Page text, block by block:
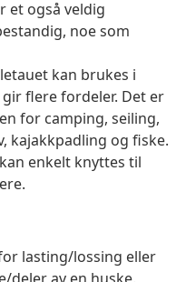
et også veldig
noe som
kan brukes i
flere fordeler. Det er
for camping, seiling,
kajakkpadling og fiske.
enkelt knyttes til
lasting/lossing eller